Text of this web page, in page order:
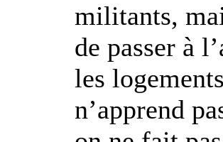
militants,
de passer à
les
n’apprend